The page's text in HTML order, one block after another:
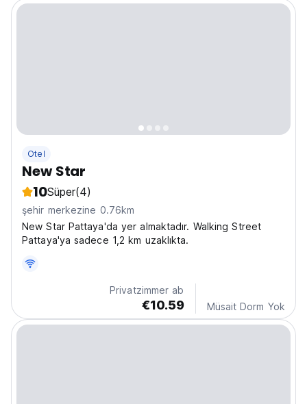
Otel
New Star
10Süper(4)
şehir merkezine 0.76km
New Star Pattaya'da yer almaktadır. Walking Street
Pattaya'ya sadece 1,2 km uzaklıkta.
Privatzimmer ab
€10.59 Müsait Dorm Yok